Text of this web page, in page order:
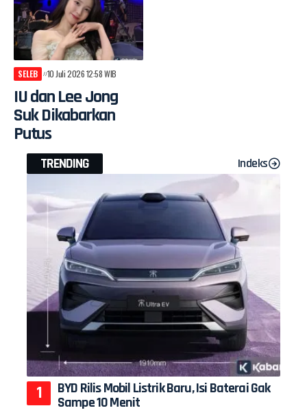
SELEB 10 Juli 2026 12:58 WIB
IU dan Lee Jong
Suk Dikabarkan
Putus
TRENDING Indeks
BYD Rilis Mobil Listrik Baru, Isi Baterai Gak
Sampe 10 Menit